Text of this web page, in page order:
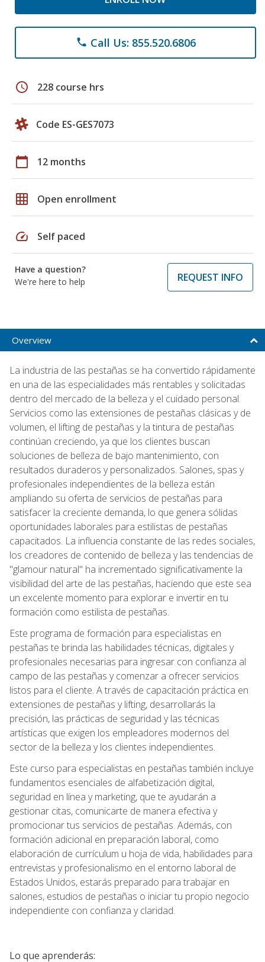
phone Call Us: 855.520.6806
schedule 228 course hrs
Code ES-GES7073
calendar_today 12 months
grid_on Open enrollment
speed Self paced
Have a question?
We're here to help
REQUEST INFO
Overview
La industria de las pestañas se ha convertido rápidamente
en una de las especialidades más rentables y solicitadas
dentro del mercado de la belleza y el cuidado personal.
Servicios como las extensiones de pestañas clásicas y de
volumen, el lifting de pestañas y la tintura de pestañas
continúan creciendo, ya que los clientes buscan
soluciones de belleza de bajo mantenimiento, con
resultados duraderos y personalizados. Salones, spas y
profesionales independientes de la belleza están
ampliando su oferta de servicios de pestañas para
satisfacer la creciente demanda, lo que genera sólidas
oportunidades laborales para estilistas de pestañas
capacitados. La influencia constante de las redes sociales,
los creadores de contenido de belleza y las tendencias de
"glamour natural" ha incrementado significativamente la
visibilidad del arte de las pestañas, haciendo que este sea
un excelente momento para explorar e invertir en tu
formación como estilista de pestañas.
Este programa de formación para especialistas en
pestañas te brinda las habilidades técnicas, digitales y
profesionales necesarias para ingresar con confianza al
campo de las pestañas y comenzar a ofrecer servicios
listos para el cliente. A través de capacitación práctica en
extensiones de pestañas y lifting, desarrollarás la
precisión, las prácticas de seguridad y las técnicas
artísticas que exigen los empleadores modernos del
sector de la belleza y los clientes independientes.
Este curso para especialistas en pestañas también incluye
fundamentos esenciales de alfabetización digital,
seguridad en línea y marketing, que te ayudarán a
gestionar citas, comunicarte de manera efectiva y
promocionar tus servicios de pestañas. Además, con
formación adicional en preparación laboral, como
elaboración de currículum u hoja de vida, habilidades para
entrevistas y profesionalismo en el entorno laboral de
Estados Unidos, estarás preparado para trabajar en
salones, estudios de pestañas o iniciar tu propio negocio
independiente con confianza y claridad.
Lo que aprenderás: